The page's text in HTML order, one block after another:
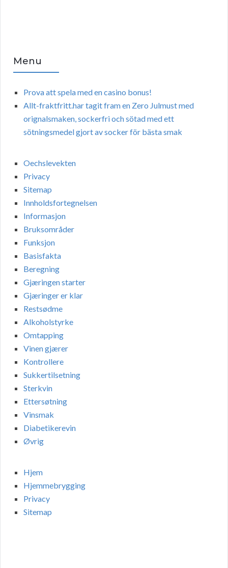
Menu
Prova att spela med en casino bonus!
Allt-fraktfritt.har tagit fram en Zero Julmust med
orignalsmaken, sockerfri och sötad med ett
sötningsmedel gjort av socker för bästa smak
Oechslevekten
Privacy
Sitemap
Innholdsfortegnelsen
Informasjon
Bruksområder
Funksjon
Basisfakta
Beregning
Gjæringen starter
Gjæringer er klar
Restsødme
Alkoholstyrke
Omtapping
Vinen gjærer
Kontrollere
Sukkertilsetning
Sterkvin
Ettersøtning
Vinsmak
Diabetikerevin
Øvrig
Hjem
Hjemmebrygging
Privacy
Sitemap